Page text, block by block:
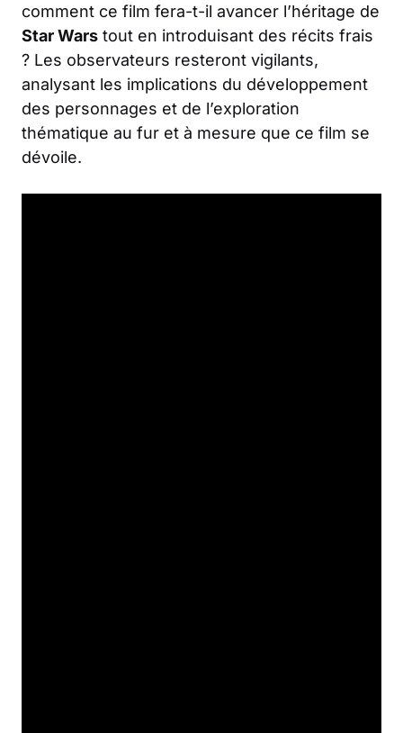
comment ce film fera-t-il avancer l’héritage de
Star Wars tout en introduisant des récits frais
? Les observateurs resteront vigilants,
analysant les implications du développement
des personnages et de l’exploration
thématique au fur et à mesure que ce film se
dévoile.